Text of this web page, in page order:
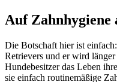
Auf Zahnhygiene
Die Botschaft hier ist
Retrievers und er wird
Hundebesitzer das Leben
sie einfach routinemäßige